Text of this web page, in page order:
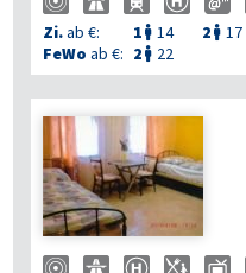
Zi.ab €: 1  14 2  17
FeWo ab €: 2  22